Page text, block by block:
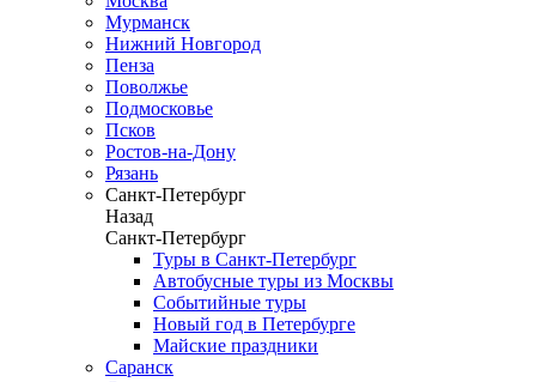
Мурманск
Нижний Новгород
Пенза
Поволжье
Подмосковье
Псков
Ростов-на-Дону
Рязань
Санкт-Петербург
Назад
Санкт-Петербург
Туры в Санкт-Петербург
Автобусные туры из Москвы
Событийные туры
Новый год в Петербурге
Майские праздники
Саранск